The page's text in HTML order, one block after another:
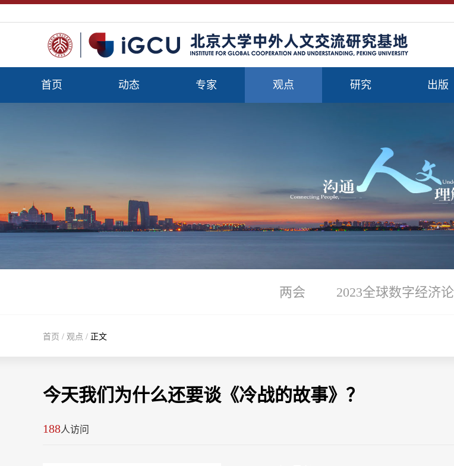
首页 动态 专家 观点 研究 出版
两会 2023全球数字经济
首页 / 观点 / 正文
今天我们为什么还要谈《冷战的故事》？
188人访问